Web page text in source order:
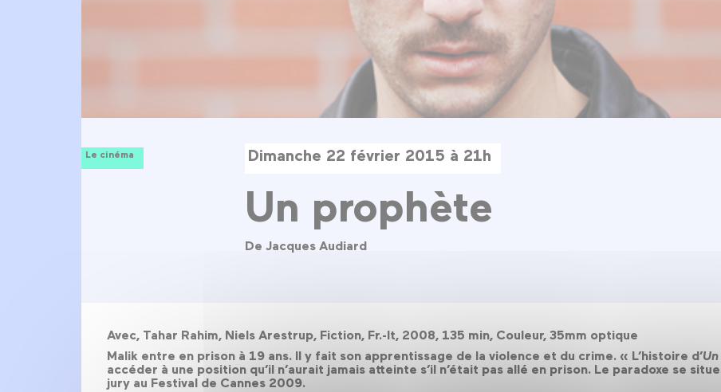
Le cinéma Dimanche 22 février 2015 à 21h
Un prophète
De Jacques Audiard
Avec, Tahar Rahim, Niels Arestrup, Fiction, Fr.-It, 2008, 135 min, Couleur, 35mm optique
Malik entre en prison à 19 ans. Il y fait son apprentissage de la violence et du crime. « L’histoire d’
accéder à une position qu’il n’aurait jamais atteinte s’il n’était pas allé en prison. Le paradoxe se
jury au Festival de Cannes 2009.